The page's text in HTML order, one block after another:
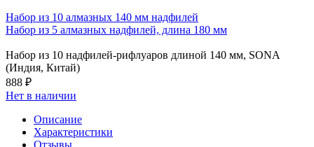
Набор из 10 алмазных 140 мм надфилей
Набор из 5 алмазных надфилей, длина 180 мм
Набор из 10 надфилей-рифлуаров длиной 140 мм, SONA
(Индия, Китай)
888 ₽
Нет в наличии
Описание
Характеристики
Отзывы